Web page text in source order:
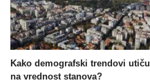
Kako demografski trendovi utiču
na vrednost stanova?